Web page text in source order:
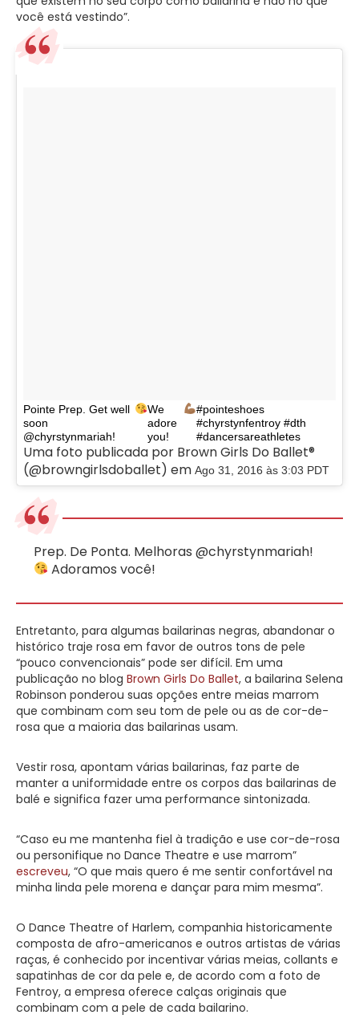
você está vestindo”.
Pointe Prep. Get well
soon
@chyrstynmariah!
We
adore
you!
#pointeshoes
#chyrstynfentroy #dth
#dancersareathletes
Uma foto publicada por Brown Girls Do Ballet®
(@browngirlsdoballet) em Ago 31, 2016 às 3:03 PDT
Prep. De Ponta. Melhoras @chyrstynmariah!
Adoramos você!
Entretanto, para algumas bailarinas negras, abandonar o
histórico traje rosa em favor de outros tons de pele
“pouco convencionais” pode ser difícil. Em uma
publicação no blog Brown Girls Do Ballet, a bailarina Selena
Robinson ponderou suas opções entre meias marrom
que combinam com seu tom de pele ou as de cor-de-
rosa que a maioria das bailarinas usam.
Vestir rosa, apontam várias bailarinas, faz parte de
manter a uniformidade entre os corpos das bailarinas de
balé e significa fazer uma performance sintonizada.
“Caso eu me mantenha fiel à tradição e use cor-de-rosa
ou personifique no Dance Theatre e use marrom”
escreveu, “O que mais quero é me sentir confortável na
minha linda pele morena e dançar para mim mesma”.
O Dance Theatre of Harlem, companhia historicamente
composta de afro-americanos e outros artistas de várias
raças, é conhecido por incentivar várias meias, collants e
sapatinhas de cor da pele e, de acordo com a foto de
Fentroy, a empresa oferece calças originais que
combinam com a pele de cada bailarino.